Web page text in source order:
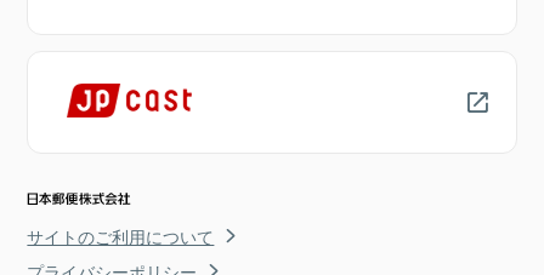
サイトのご利用について